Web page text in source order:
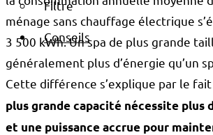
Filtre
Conseils
ménage sans chauffage électrique
3 500 kWh. Un spa de plus grande
généralement plus d’énergie qu’un
Cette différence s’explique par le fait
plus grande capacité nécessite plus
et une puissance accrue pour